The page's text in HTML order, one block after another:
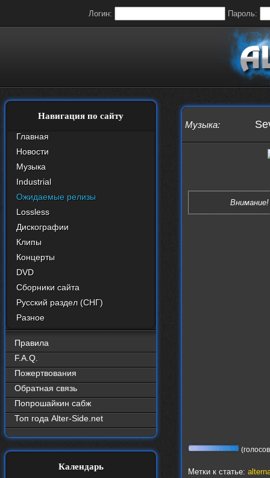
Логин: Пароль:
Навигация по сайту
Главная
Новости
Музыка
Industrial
Ожидаемые релизы
Lossless
Дискографии
Клипы
Концерты
DVD
Сборники сайта
Русский раздел (СНГ)
Разное
Правила
F.A.Q.
Пожертвования
Обратная связь
Попрошайкин сабж
Топ года Alter-Side.net
Календарь
Музыка:
Метки к статье: